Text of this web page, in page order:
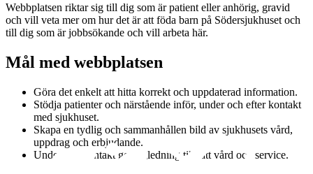
Webbplatsen riktar sig till dig som är patient eller anhörig, gravid
och vill veta mer om hur det är att föda barn på Södersjukhuset och
till dig som är jobbsökande och vill arbeta här.
Mål med webbplatsen
Göra det enkelt att hitta korrekt och uppdaterad information.
Stödja patienter och närstående inför, under och efter kontakt
med sjukhuset.
Skapa en tydlig och sammanhållen bild av sjukhusets vård,
uppdrag och erbjudande.
Underlätta kontakt ge vägledning till rätt vård och service.